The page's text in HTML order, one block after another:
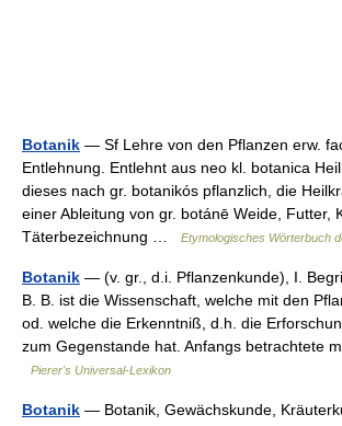
Botanik — Sf Lehre von den Pflanzen erw.
Entlehnung. Entlehnt aus neo kl. botanica
dieses nach gr. botanikós pflanzlich, die
einer Ableitung von gr. botánē Weide, Futter,
Täterbezeichnung …
Etymologisches Wörterbuch
Botanik — (v. gr., d.i. Pflanzenkunde), I.
B. B. ist die Wissenschaft, welche mit den
od. welche die Erkenntniß, d.h. die
zum Gegenstande hat. Anfangs betrachtete
Pierer's Universal-Lexikon
Botanik — Botanik, Gewächskunde,